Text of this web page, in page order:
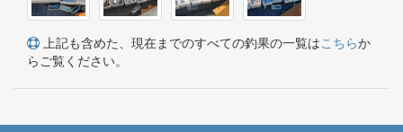
上記も含めた、現在までのすべての釣果の一覧はこちらか
らご覧ください。